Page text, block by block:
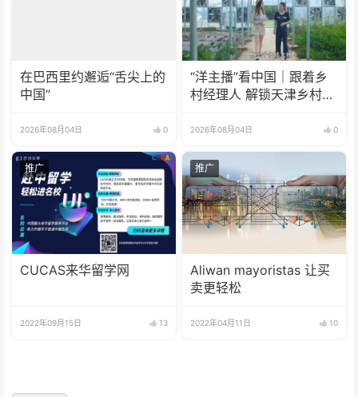
在巴西里约邂逅“舌尖上的
中国”
2026年08月04日 0
“洋主播”看中国｜跟着乡
村经理人 解锁天津乡村振
2026年08月04日 0
推广
CUCAS来华留学网
2022年09月15日 13
推广
Aliwan mayoristas 让买
卖更轻松
2022年04月11日 10